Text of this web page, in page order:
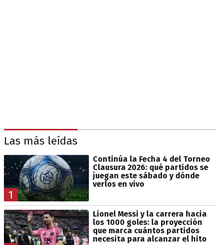
Las más leídas
1
Continúa la Fecha 4 del Torneo
Clausura 2026: qué partidos se
juegan este sábado y dónde
verlos en vivo
Lionel Messi y la carrera hacia
los 1000 goles: la proyección
que marca cuántos partidos
necesita para alcanzar el hito